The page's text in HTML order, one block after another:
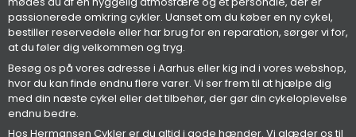
passionerede omkring cykler. Uanset om du køber en ny cykel,
bestiller reservedele eller har brug for en reparation, sørger vi for,
at du føler dig velkommen og tryg.
Besøg os på vores adresse i Aarhus eller kig ind i vores webshop,
hvor du kan finde endnu flere varer. Vi ser frem til at hjælpe dig
med din næste cykel eller det tilbehør, der gør din cykeloplevelse
endnu bedre.
Hos Hermansen Cykler er du altid i gode hænder. Vi glæder os til